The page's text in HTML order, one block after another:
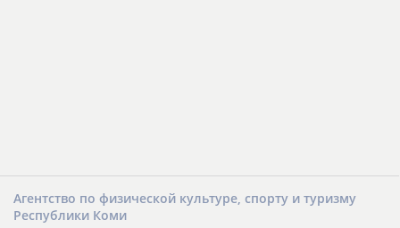
Агентство по физической культуре, спорту и туризму
Республики Коми